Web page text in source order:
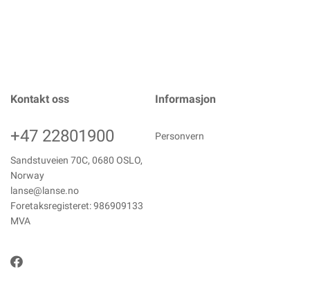
Kontakt oss
+47 22801900
Sandstuveien 70C, 0680 OSLO,
Norway
lanse@lanse.no
Foretaksregisteret: 986909133
MVA
Informasjon
Personvern